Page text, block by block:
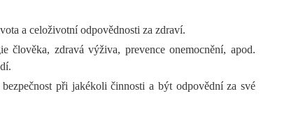
a celoživotní odpovědnosti za zdraví.
zdravá výživa, prevence onemocnění, apod.
při jakékoli činnosti a být odpovědní za své